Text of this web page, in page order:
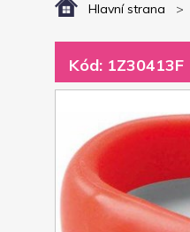
Hlavní strana
Kód: 1Z30413F